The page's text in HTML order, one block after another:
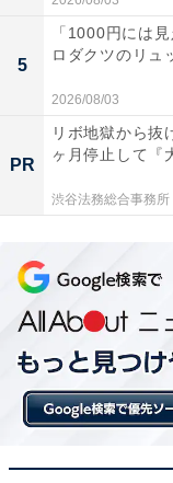
5
「1000円には
ロダクツのリュ
2026/08/03
PR
リボ地獄から抜
ヶ月停止して『
渋谷法務総合事務所